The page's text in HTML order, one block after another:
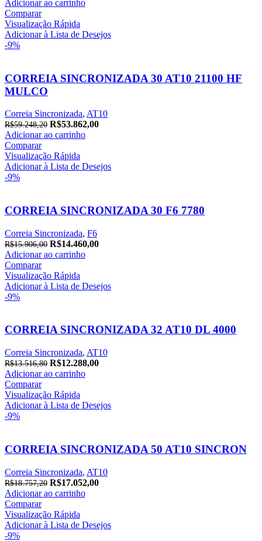
era:
R$25.038,20.R$22.762,00.
Adicionar ao carrinho
Comparar
Visualização Rápida
Adicionar à Lista de Desejos
-9%
CORREIA SINCRONIZADA 30 AT10 21100 HF
MULCO
Correia Sincronizada, AT10
R$59.248,20 O
preço
era:
R$59.248,20.
R$53.862,00O
R$53.862,00.
Adicionar ao carrinho
Comparar
Visualização Rápida
Adicionar à Lista de Desejos
-9%
CORREIA SINCRONIZADA 30 F6 7780
Correia Sincronizada, F6
R$15.906,00 O
preço
era:
R$15.906,00.
R$14.460,00O
R$14.460,00.
Adicionar ao carrinho
Comparar
Visualização Rápida
Adicionar à Lista de Desejos
-9%
CORREIA SINCRONIZADA 32 AT10 DL 4000
Correia Sincronizada, AT10
R$13.516,80 O
preço
era:
R$13.516,80.
R$12.288,00O
R$12.288,00.
Adicionar ao carrinho
Comparar
Visualização Rápida
Adicionar à Lista de Desejos
-9%
CORREIA SINCRONIZADA 50 AT10 SINCRON
Correia Sincronizada, AT10
R$18.757,20 O
preço
era:
R$18.757,20.
R$17.052,00O
R$17.052,00.
Adicionar ao carrinho
Comparar
Visualização Rápida
Adicionar à Lista de Desejos
-9%